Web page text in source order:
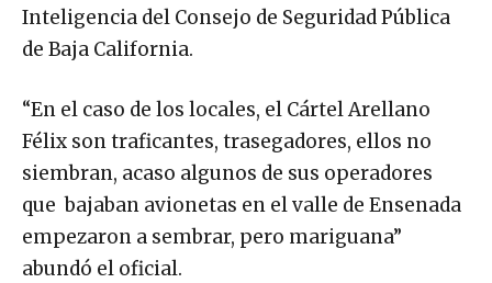
Inteligencia del Consejo de Seguridad Pública
de Baja California.
“En el caso de los locales, el Cártel Arellano
Félix son traficantes, trasegadores, ellos no
siembran, acaso algunos de sus operadores
que bajaban avionetas en el valle de Ensenada
empezaron a sembrar, pero mariguana”
abundó el oficial.